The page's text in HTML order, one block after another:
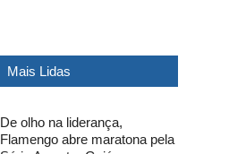
Mais Lidas
De olho na liderança,
Flamengo abre maratona pela